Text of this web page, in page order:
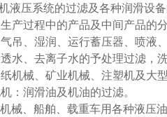
液压系统的过滤及各种润滑设备
产过程中的产品及中间产品的
吊、湿润、运行蓄压器、喷液
水、去离子水的予处理过滤，
机械、矿业机械、注塑机及大
：润滑油及机油的过滤。
械、船舶、载重车用各种液压